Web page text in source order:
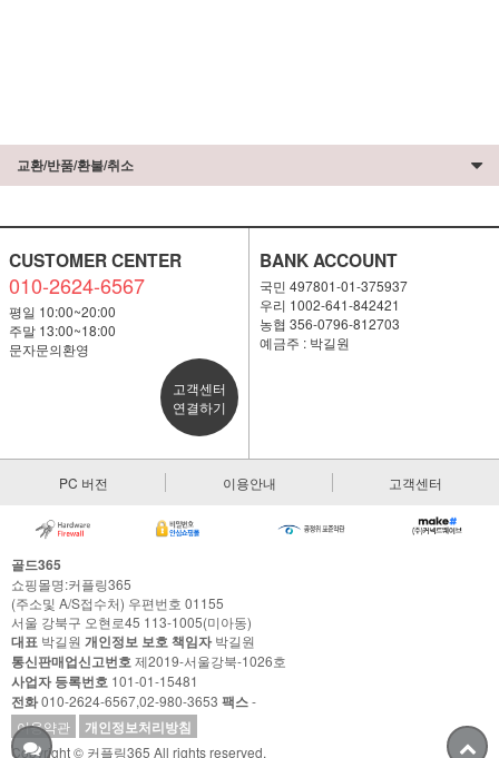
교환/반품/환불/취소
CUSTOMER CENTER
010-2624-6567
평일 10:00~20:00
주말 13:00~18:00
문자문의환영
고객센터
연결하기
BANK ACCOUNT
국민 497801-01-375937
우리 1002-641-842421
농협 356-0796-812703
예금주 : 박길원
PC 버전 이용안내 고객센터
골드365
쇼핑몰명:커플링365
(주소및 A/S접수처) 우편번호 01155
서울 강북구 오현로45 113-1005(미아동)
대표 박길원 개인정보 보호 책임자박길원
통신판매업신고번호 제2019-서울강북-1026호
사업자 등록번호 101-01-15481
전화010-2624-6567,02-980-3653 팩스-
이용약관
개인정보처리방침
Copyright © 커플링365 All rights reserved.